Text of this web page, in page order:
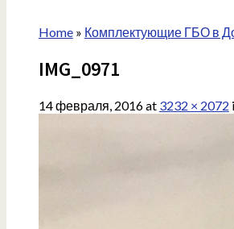
Home» Комплектующие ГБО в
IMG_0971
14 февраля, 2016at 3232 × 2072